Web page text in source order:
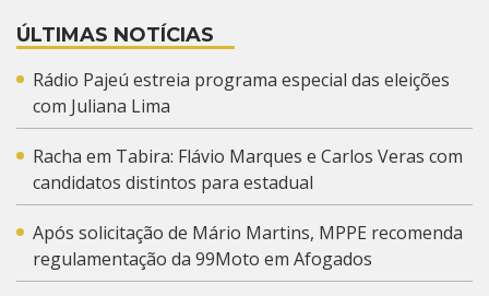
ÚLTIMAS NOTÍCIAS
Rádio Pajeú estreia programa especial das eleições
com Juliana Lima
Racha em Tabira: Flávio Marques e Carlos Veras com
candidatos distintos para estadual
Após solicitação de Mário Martins, MPPE recomenda
regulamentação da 99Moto em Afogados